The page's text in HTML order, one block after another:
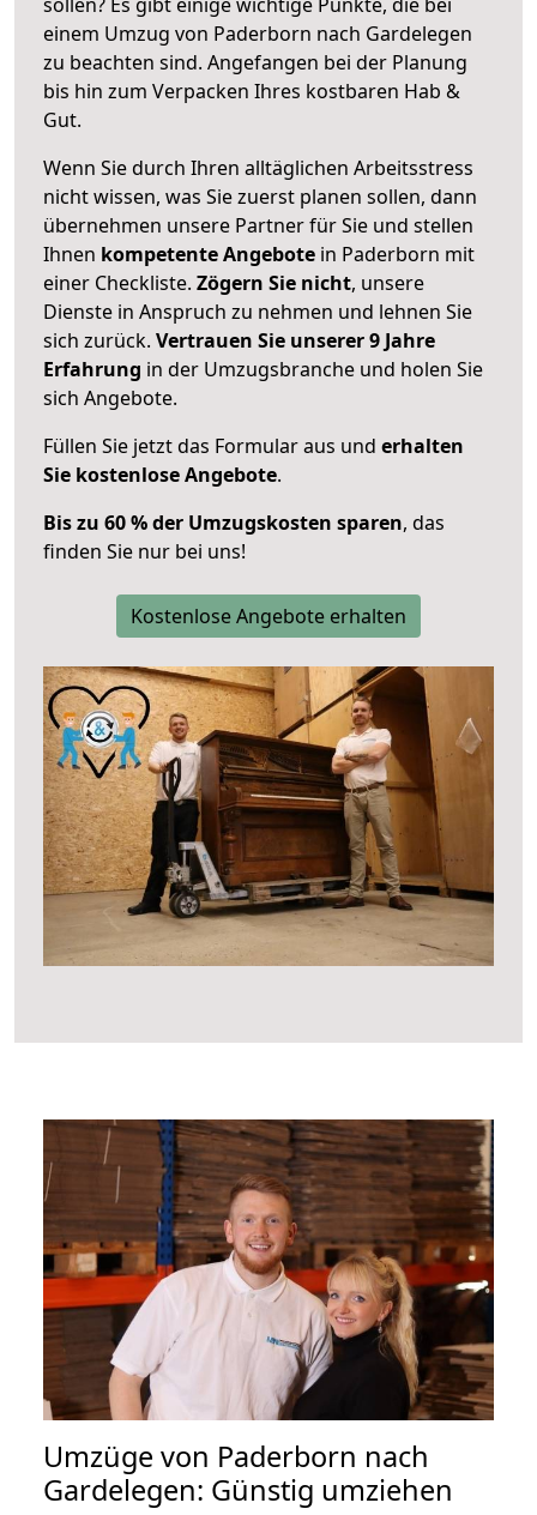
einem Umzug von Paderborn nach Gardelegen
zu beachten sind. Angefangen bei der Planung
bis hin zum Verpacken Ihres kostbaren Hab &
Gut.
Wenn Sie durch Ihren alltäglichen Arbeitsstress
nicht wissen, was Sie zuerst planen sollen, dann
übernehmen unsere Partner für Sie und stellen
Ihnen kompetente Angebote in Paderborn mit
einer Checkliste. Zögern Sie nicht, unsere
Dienste in Anspruch zu nehmen und lehnen Sie
sich zurück. Vertrauen Sie unserer 9 Jahre
Erfahrung in der Umzugsbranche und holen Sie
sich Angebote.
Füllen Sie jetzt das Formular aus und erhalten
Sie kostenlose Angebote.
Bis zu 60 % der Umzugskosten sparen, das
finden Sie nur bei uns!
Kostenlose Angebote erhalten
Umzüge von Paderborn nach
Gardelegen: Günstig umziehen